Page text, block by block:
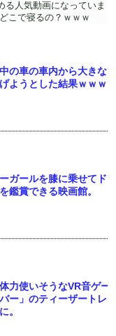
る人気動画になっていま
こで寝るの？ｗｗｗ
の車の車内から大きな
ようとした結果ｗｗｗ
ガールを膝に乗せてド
鑑賞できる映画館。
力使いそうなVR音ゲー
ー」のティーザートレ
。